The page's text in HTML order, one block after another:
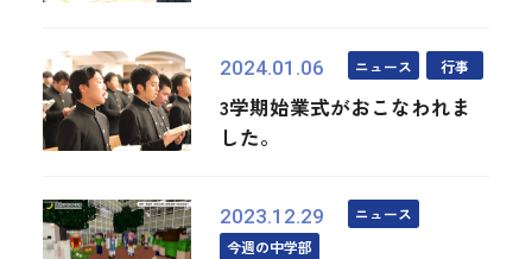
2024.01.06 ニュース 行事
3学期始業式がおこなわれま
した。
2023.12.29
ニュース
今週の中学部